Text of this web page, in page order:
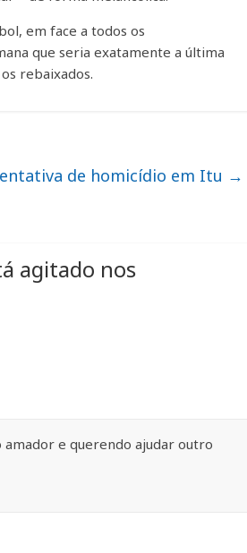
em face a todos os
que seria exatamente a última
rebaixados.
de homicídio em Itu →
agitado nos
e querendo ajudar outro